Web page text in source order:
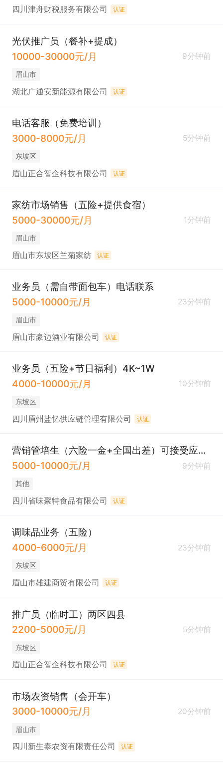
四川津舟财税服务有限公司 认证
光伏推广员（餐补+提成）
10000-30000元/月
9分钟前
眉山市
湖北广通安新能源有限公司 认证
电话客服（免费培训）
3000-8000元/月
5分钟前
东坡区
眉山正合智企科技有限公司 认证
家纺市场销售（五险+提供食宿）
5000-30000元/月
1分钟前
眉山市
眉山市东坡区兰菊家纺 认证
业务员（需自带面包车）电话联系
5000-10000元/月
23分钟前
眉山市
眉山市豪迈酒业有限公司 认证
业务员（五险+节日福利）4K~1W
4000-10000元/月
10分钟前
东坡区
四川眉州盐忆供应链管理有限公司 认证
营销管培生（六险一金+全国出差）可接受应届毕业生
5000-10000元/月
9分钟前
其他
四川省味聚特食品有限公司 认证
调味品业务（五险）
4000-6000元/月
23分钟前
东坡区
眉山市雄建商贸有限公司 认证
推广员（临时工）两区四县
2200-5000元/月
5分钟前
东坡区
眉山正合智企科技有限公司 认证
市场农资销售（会开车）
3000-10000元/月
20分钟前
眉山市
四川新生泰农资有限责任公司 认证